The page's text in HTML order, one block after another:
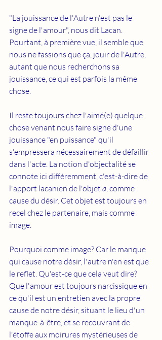
"La jouissance de l'Autre n'est pas le
signe de l'amour", nous dit Lacan.
Pourtant, à première vue, il semble que
nous ne fassions que ça, jouir de l'Autre,
autant que nous recherchons sa
jouissance, ce qui est parfois la même
chose.
Il reste toujours chez l'aimé(e) quelque
chose venant nous faire signe d'une
jouissance "en puissance" qu'il
s'empressera nécessairement de défaillir
dans l'acte. La notion d'objectalité se
connote ici différemment, c'est-à-dire de
l'apport lacanien de l'objet a, comme
cause du désir. Cet objet est toujours en
recel chez le partenaire, mais comme
image.
Pourquoi comme image? Car le manque
qui cause notre désir, l'autre n'en est que
le reflet. Qu'est-ce que cela veut dire?
Que l'amour est toujours narcissique en
ce qu'il est un entretien avec la propre
cause de notre désir, situant le lieu d'un
manque-à-être, et se recouvrant de
l'étoffe aux moirures mystérieuses de